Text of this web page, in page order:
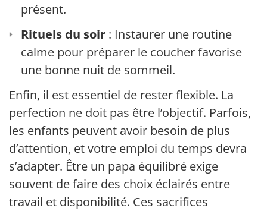
présent.
Rituels du soir : Instaurer une routine
calme pour préparer le coucher favorise
une bonne nuit de sommeil.
Enfin, il est essentiel de rester flexible. La
perfection ne doit pas être l’objectif. Parfois,
les enfants peuvent avoir besoin de plus
d’attention, et votre emploi du temps devra
s’adapter. Être un papa équilibré exige
souvent de faire des choix éclairés entre
travail et disponibilité. Ces sacrifices